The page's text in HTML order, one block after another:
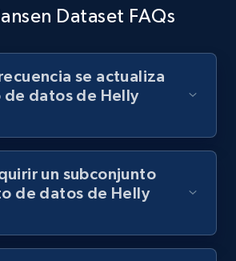
Dataset FAQs
se actualiza
de datos de Helly
un subconjunto
de datos de Helly